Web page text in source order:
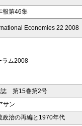
報第46集
Economies 22 2008
ラム2008
誌 第15巻第2号
サン
治の再編と1970年代